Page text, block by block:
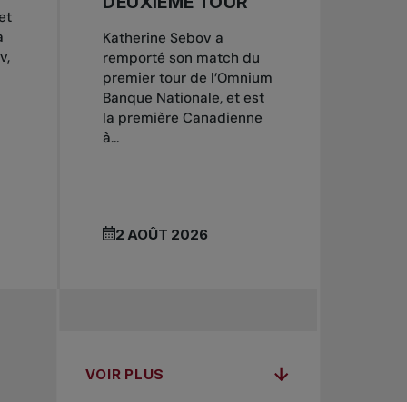
Katherine Sebov a
remporté son match du
premier tour de l’Omnium
Banque Nationale, et est
la première Canadienne
à...
2 AOÛT 2026
VOIR PLUS